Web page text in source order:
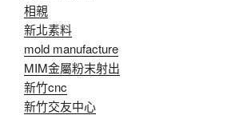
相親
新北素料
mold manufacture
MIM金屬粉末射出
新竹cnc
新竹交友中心